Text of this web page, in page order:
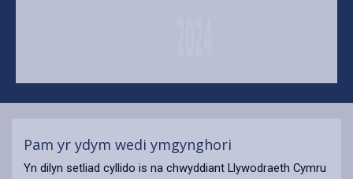
Pam yr ydym wedi ymgynghori
Yn dilyn setliad cyllido is na chwyddiant Llywodraeth Cymru